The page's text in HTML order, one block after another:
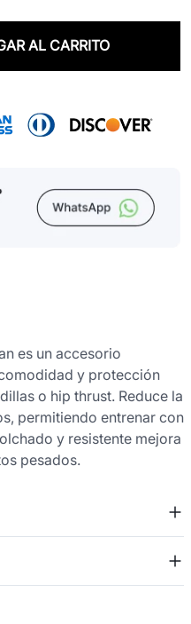
AL CARRITO
es un accesorio
y protección
o hip thrust. Reduce la
permitiendo entrenar con
y resistente mejora
pesados.